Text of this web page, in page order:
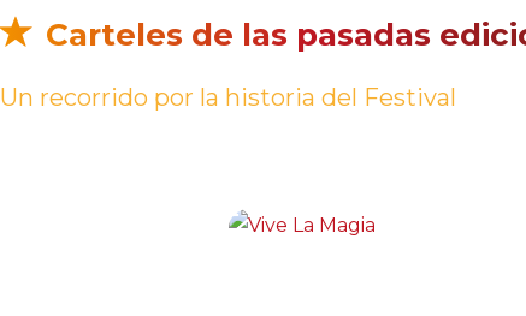
Carteles de las pasadas
Un recorrido por la historia del Festival